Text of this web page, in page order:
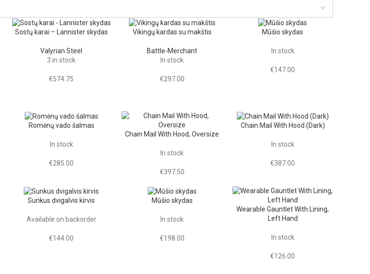
Sostų karai – Lannister skydas
Valyrian Steel
3 in stock
€574.75
Vikingų kardas su makštis
Battle-Merchant
In stock
€297.00
Mūšio skydas
In stock
€147.00
Romėnų vado šalmas
In stock
€285.00
Chain Mail With Hood, Oversize
In stock
€397.50
Chain Mail With Hood (Dark)
In stock
€387.00
Sunkus dvigalvis kirvis
Available on backorder
€144.00
Mūšio skydas
In stock
€198.00
Wearable Gauntlet With Lining,
Left Hand
In stock
€126.00